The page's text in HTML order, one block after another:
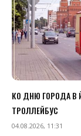
КО ДНЮ ГОРОДА В
ТРОЛЛЕЙБУС
04.08.2026, 11:31